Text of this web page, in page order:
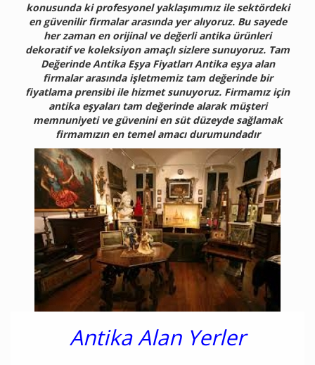
konusunda ki profesyonel yaklaşımımız ile sektördeki
en güvenilir firmalar arasında yer alıyoruz. Bu sayede
her zaman en orijinal ve değerli antika ürünleri
dekoratif ve koleksiyon amaçlı sizlere sunuyoruz. Tam
Değerinde Antika Eşya Fiyatları Antika eşya alan
firmalar arasında işletmemiz tam değerinde bir
fiyatlama prensibi ile hizmet sunuyoruz. Firmamız için
antika eşyaları tam değerinde alarak müşteri
memnuniyeti ve güvenini en süt düzeyde sağlamak
firmamızın en temel amacı durumundadır
Antika Alan Yerler